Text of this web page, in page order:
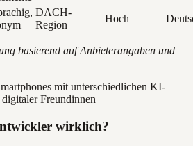
DACH-
Region
Hoch
basierend auf Anbieterangaben und
wirklich?